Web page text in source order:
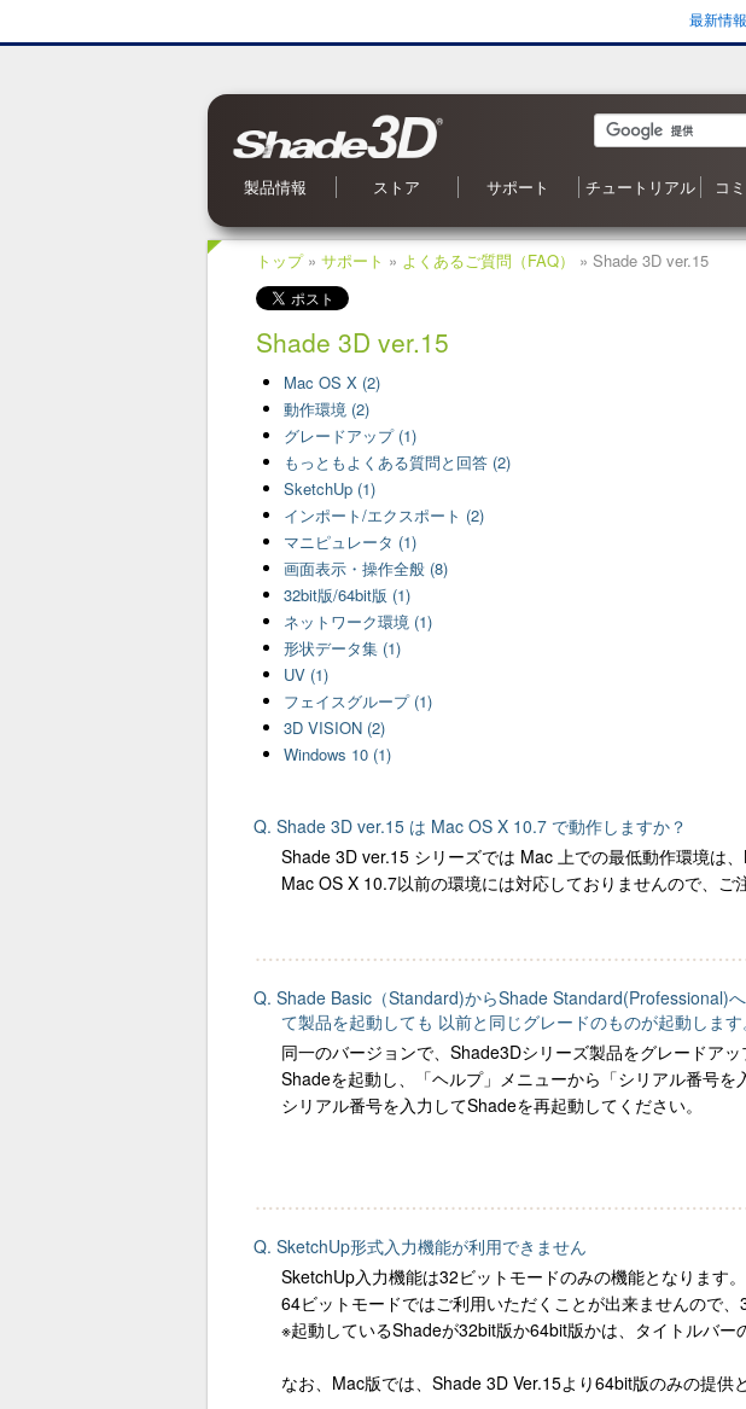
最新情報
製品情報
Shade3D Ver.27
CG入力支援サービス
BIM/CIM 設計照査ツール
ブロックUIプログラミングツール
3Dパラメトリックツール
Civil・Ultimate とは
Shade3D SDK
Shade3D AI 生成ツール
Shade3D Shapeasy
マジカルスケッチ 3D
Shade3D 公式ガイドブック
Shade3D 検定ガイドブック
Shade3D Panorama View
Shade3D 実用3Dデータ集 森シリーズ
ストア
オンラインストア
ご利用案内
マーケットプレイス
特集記事
Shade3D 実用3Dデータ集 森シリーズ
サポート
お問い合わせ
OS 別対応状況
よくあるご質問（FAQ）
オンラインヘルプ
アップデータ
メールマガジン
Shade3D ナレッジベースへようこそ
チュートリアル
目次
Shade3D 操作ガイダ
Shade3D の使い方
カスタマイズはいか
シャーロットのチュ
ビデオチュートリアル
ポリゴンメッシュで
アニメーション事始め
チャレンジ！3D
Adobe製品と連携！
書籍リスト
コ
事
特
ギ
トップ» サポート » よくあるご質問（FAQ） » Shade 3D ver.15
Shade 3D ver.15
Mac OS X (2)
動作環境 (2)
グレードアップ (1)
もっともよくある質問と回答 (2)
SketchUp (1)
インポート/エクスポート (2)
マニピュレータ (1)
画面表示・操作全般 (8)
32bit版/64bit版 (1)
ネットワーク環境 (1)
形状データ集 (1)
UV (1)
フェイスグループ (1)
3D VISION (2)
Windows 10 (1)
Q. Shade 3D ver.15 は Mac OS X 10.7 で動作しますか？
Shade 3D ver.15 シリーズでは Mac 上での最低動作環境は
Mac OS X 10.7以前の環境には対応しておりませんので、ご
Q. Shade Basic（Standard)からShade Standard(Professional)
て製品を起動しても 以前と同じグレードのものが起動します
同一のバージョンで、Shade3Dシリーズ製品をグレードア
Shadeを起動し、「ヘルプ」メニューから「シリアル番号
シリアル番号を入力してShadeを再起動してください。
Q. SketchUp形式入力機能が利用できません
SketchUp入力機能は32ビットモードのみの機能となります。
64ビットモードではご利用いただくことが出来ませんので
※起動しているShadeが32bit版か64bit版かは、タイトルバー
なお、Mac版では、Shade 3D Ver.15より64bit版のみの提供